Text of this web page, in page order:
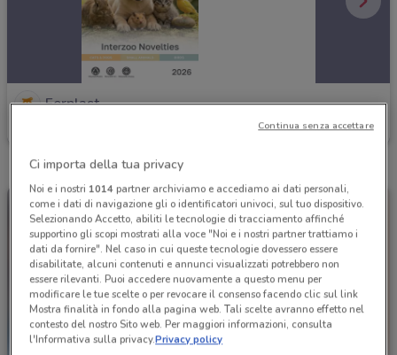
Ferplast
1.6 km
Ci importa della tua privacy
Noi e i nostri 1014partner archiviamo e accediamo ai dati personali,
come i dati di navigazione gli o identificatori univoci, sul tuo dispositivo.
Selezionando Accetto, abiliti le tecnologie di tracciamento affinché
supportino gli scopi mostrati alla voce "Noi e i nostri partner trattiamo i
dati da fornire". Nel caso in cui queste tecnologie dovessero essere
disabilitate, alcuni contenuti e annunci visualizzati potrebbero non
essere rilevanti. Puoi accedere nuovamente a questo menu per
modificare le tue scelte o per revocare il consenso facendo clic sul link
Mostra finalità in fondo alla pagina web. Tali scelte avranno effetto nel
contesto del nostro Sito web. Per maggiori informazioni, consulta
l'Informativa sulla privacy.Privacy policy
Continua senza accettare